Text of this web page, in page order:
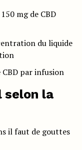
mg de CBD
du liquide
par infusion
selon la
il faut de gouttes